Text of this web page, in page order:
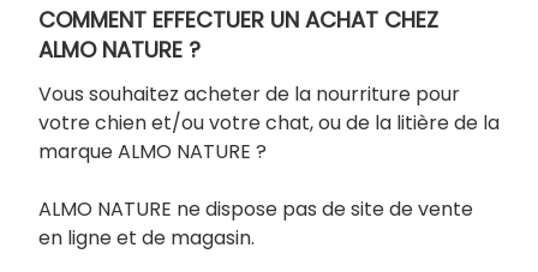
COMMENT EFFECTUER UN ACHAT CHEZ
ALMO NATURE ?
Vous souhaitez acheter de la nourriture pour
votre chien et/ou votre chat, ou de la litière de la
marque ALMO NATURE ?
ALMO NATURE ne dispose pas de site de vente
en ligne et de magasin.